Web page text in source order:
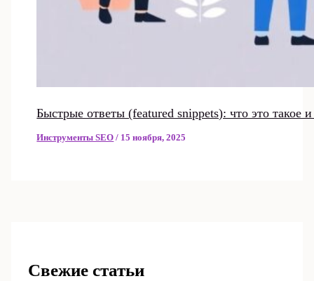
Быстрые ответы (featured snippets): что это такое
Инструменты SEO / 15 ноября, 2025
Свежие статьи